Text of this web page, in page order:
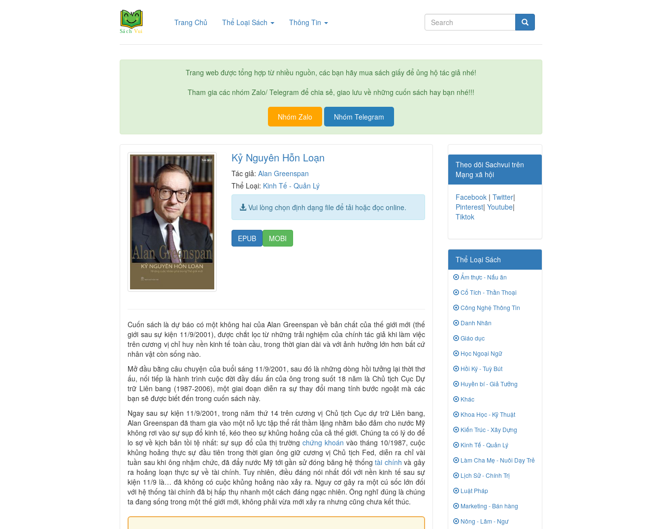
Trang Chủ (current)Thể Loại Sách Thông Tin
Trang web được tổng hợp từ nhiều nguồn, các bạn hãy mua sách giấy để ủng hộ tác giả nhé!
Tham gia các nhóm Zalo/ Telegram để chia sẻ, giao lưu về những cuốn sách hay bạn nhé!!!
Nhóm Zalo Nhóm Telegram
Kỷ Nguyên Hỗn Loạn
Tác giả:Alan Greenspan
Thể Loại: Kinh Tế - Quản Lý
Vui lòng chọn định dạng file để tải hoặc đọc online.
EPUB MOBI
Cuốn sách là dự báo có một không hai của Alan Greenspan về bản chất của thế giới mới (thế
giới sau sự kiện 11/9/2001), được chắt lọc từ những trải nghiệm của chính tác giả khi làm việc
trên cương vị chỉ huy nền kinh tế toàn cầu, trong thời gian dài và với ảnh hưởng lớn hơn bất cứ
nhân vật còn sống nào.
Mở đầu bằng câu chuyện của buổi sáng 11/9/2001, sau đó là những dòng hồi tưởng lại thời thơ
ấu, nối tiếp là hành trình cuộc đời đầy dấu ấn của ông trong suốt 18 năm là Chủ tịch Cục Dự
trữ Liên bang (1987-2006), một giai đoạn diễn ra sự thay đổi mang tính bước ngoặt mà các
bạn sẽ được biết đến trong cuốn sách này.
Ngay sau sự kiện 11/9/2001, trong năm thứ 14 trên cương vị Chủ tịch Cục dự trữ Liên bang,
Alan Greenspan đã tham gia vào một nỗ lực tập thể rất thầm lặng nhằm bảo đảm cho nước Mỹ
không rơi vào sự sụp đổ kinh tế, kéo theo sự khủng hoảng của cả thế giới. Chúng ta có lý do để
lo sợ về kịch bản tồi tệ nhất: sự sụp đổ của thị trường chứng khoán vào tháng 10/1987, cuộc
khủng hoảng thực sự đầu tiên trong thời gian ông giữ cương vị Chủ tịch Fed, diễn ra chỉ vài
tuần sau khi ông nhậm chức, đã đẩy nước Mỹ tới gần sử đóng băng hệ thốngtài chính và gây
ra hoảng loạn thực sự về tài chính. Tuy nhiên, điều đáng nói nhất đối với nền kinh tế sau sự
kiện 11/9 là… đã không có cuộc khủng hoảng nào xảy ra. Nguy cơ gây ra một cú sốc lớn đối
với hệ thống tài chính đã bị hấp thụ nhanh một cách đáng ngạc nhiên. Ông nghĩ đúng là chúng
ta đang sống trong một thế giới mới, không phải vừa mới xảy ra nhưng cũng chưa kết thúc.
Theo dõi Sachvui trên
Mạng xã hội
Facebook | Twitter|
Pinterest| Youtube|
Tiktok
Thể Loại Sách
Ẩm thực - Nấu ăn
Cổ Tích - Thần Thoại
Công Nghệ Thông Tin
Danh Nhân
Giáo dục
Học Ngoại Ngữ
Hồi Ký - Tuỳ Bút
Huyền bí - Giả Tưởng
Khác
Khoa Học - Kỹ Thuật
Kiến Trúc - Xây Dựng
Kinh Tế - Quản Lý
Làm Cha Mẹ - Nuôi Dạy Trẻ
Lịch Sử - Chính Trị
Luật Pháp
Marketing - Bán hàng
Nông - Lâm - Ngư